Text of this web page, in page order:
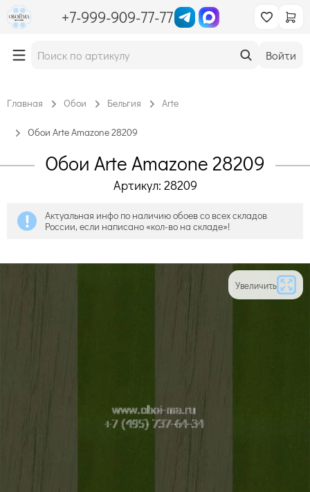
+7-999-909-77-77
Войти
Главная Обои Бельгия Arte
Обои Arte Amazone 28209
Обои Arte Amazone 28209
Артикул: 28209
Актуальная инфо по наличию обоев со всех складов
России, если написано «кол-во на складе»!
Увеличить